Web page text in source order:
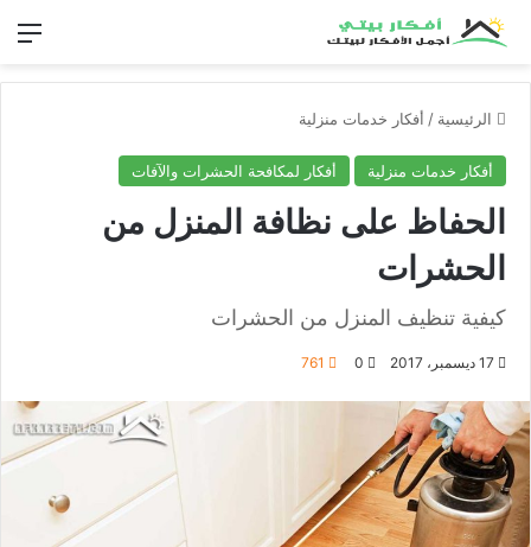
الرئيسية / أفكار خدمات منزلية
أفكار خدمات منزلية أفكار لمكافحة الحشرات والآفات
الحفاظ على نظافة المنزل من
الحشرات
كيفية تنظيف المنزل من الحشرات
17 ديسمبر، 2017 0
761